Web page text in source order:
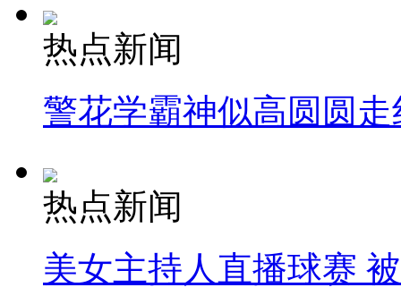
热点新闻
警花学霸神似高圆圆走
热点新闻
美女主持人直播球赛